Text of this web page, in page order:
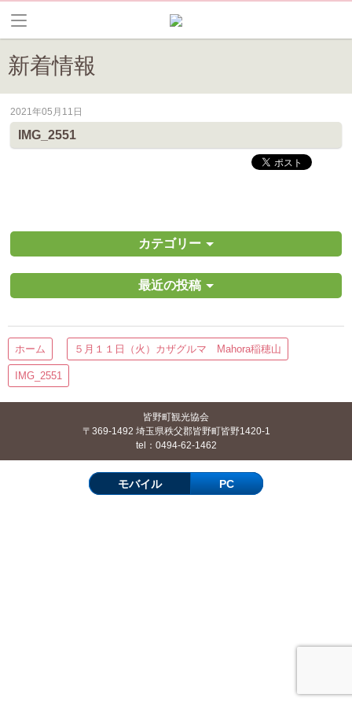
新着情報
皆野町のイベントやお祭り、花情報等の最新情報や観光協会会員情報
2021年05月11日
IMG_2551
カテゴリー
最近の投稿
ホーム ５月１１日（火）カザグルマ Mahora稲穂山
IMG_2551
皆野町観光協会
〒369-1492 埼玉県秩父郡皆野町皆野1420-1
tel：0494-62-1462
モバイル PC